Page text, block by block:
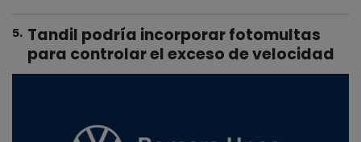
5. Tandil podría incorporar fotomultas
para controlar el exceso de velocidad